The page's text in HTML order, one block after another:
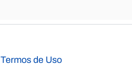
Termos de Uso